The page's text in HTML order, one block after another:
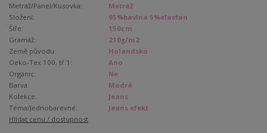
Metráž/Panel/Kusovka:
Metráž
Složení:
95%bavlna 5%elastan
Šíře:
150cm
Gramáž:
210g/m2
Země původu:
Holandsko
Oeko-Tex 100, tř.1:
Ano
Organic:
Ne
Barva:
Modrá
Kolekce:
Jeans
Téma/Jednobarevné:
Jeans efekt
Hlídat cenu / dostupnost